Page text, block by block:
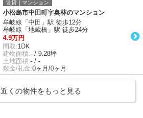
賃貸｜マンション
小松島市中田町字奥林のマンション
牟岐線「中田」駅 徒歩12分
牟岐線「地蔵橋」駅 徒歩24分
4.9万円
間取:1DK
建物面積:- / 9.28坪
土地面積:- / -
敷金/礼金:0ヶ月/0ヶ月
近くの物件をもっと見る